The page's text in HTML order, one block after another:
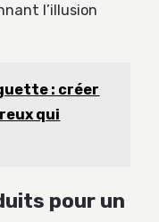
l’illusion
: créer
qui
pour un